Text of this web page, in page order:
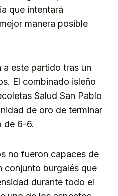
que intentará
manera posible
a este partido tras un
El combinado isleño
Salud San Pablo
de oro de terminar
de 6-6.
no fueron capaces de
conjunto burgalés que
durante todo el